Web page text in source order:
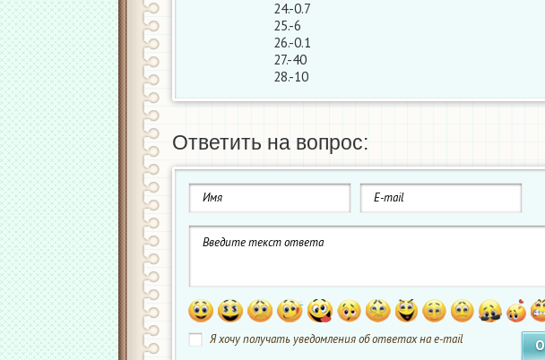
24.-0.7
25.-6
26.-0.1
27.-40
28.-10
Ответить на вопрос:
Я хочу получать уведомления об ответах на e-mail